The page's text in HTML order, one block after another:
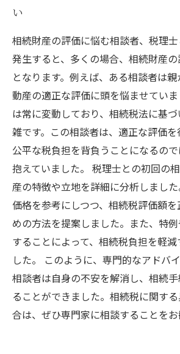
い
相続財産の評価に悩む相談者、税理
発生すると、多くの場合、相続財産
となります。例えば、ある相談者は
動産の適正な評価に頭を悩ませてい
は常に変動しており、相続税法に基
雑です。この相談者は、適正な評価
公平な税負担を背負うことになるの
抱えていました。 税理士との初回の
産の特徴や立地を詳細に分析しまし
価格を参考にしつつ、相続税評価額
めの方法を提案しました。また、特
することによって、相続税負担を軽
した。 このように、専門的なアドバ
相談者は自身の不安を解消し、相続
ることができました。相続税に関す
合は、ぜひ専門家に相談することをお